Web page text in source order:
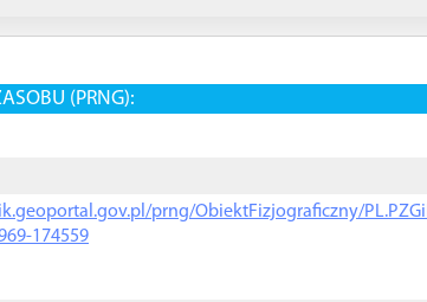
(PRNG):
prng/ObiektFizjograficzny/
174559